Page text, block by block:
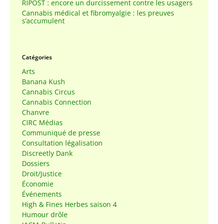
RIPOST : encore un durcissement contre les usagers
Cannabis médical et fibromyalgie : les preuves
s’accumulent
Catégories
Arts
Banana Kush
Cannabis Circus
Cannabis Connection
Chanvre
CIRC Médias
Communiqué de presse
Consultation légalisation
Discreetly Dank
Dossiers
Droit/Justice
Économie
Événements
High & Fines Herbes saison 4
Humour drôle